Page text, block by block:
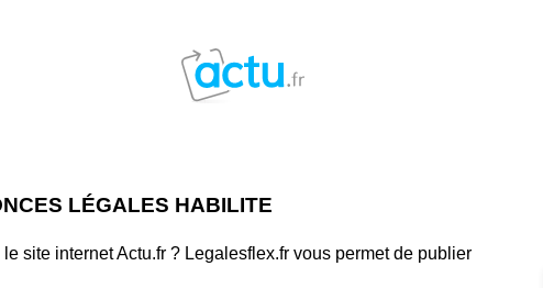
LÉGALES HABILITE
site internet Actu.fr ? Legalesflex.fr vous permet de publier